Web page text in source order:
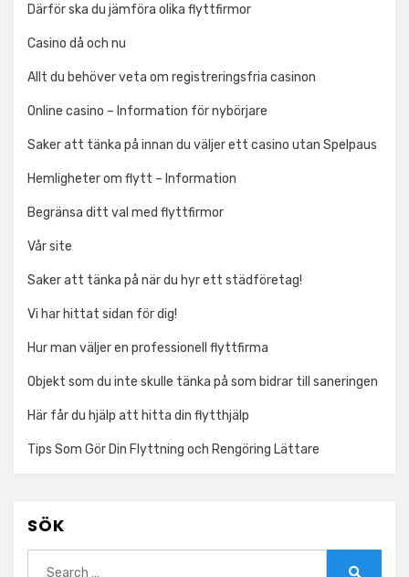
Därför ska du jämföra olika flyttfirmor
Casino då och nu
Allt du behöver veta om registreringsfria casinon
Online casino – Information för nybörjare
Saker att tänka på innan du väljer ett casino utan Spelpaus
Hemligheter om flytt – Information
Begränsa ditt val med flyttfirmor
Vår site
Saker att tänka på när du hyr ett städföretag!
Vi har hittat sidan för dig!
Hur man väljer en professionell flyttfirma
Objekt som du inte skulle tänka på som bidrar till saneringen
Här får du hjälp att hitta din flytthjälp
Tips Som Gör Din Flyttning och Rengöring Lättare
SÖK